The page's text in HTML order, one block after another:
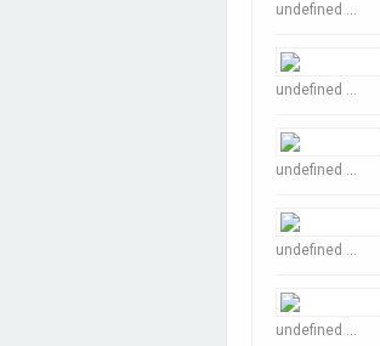
undefined ...
undefined ...
undefined ...
undefined ...
undefined ...